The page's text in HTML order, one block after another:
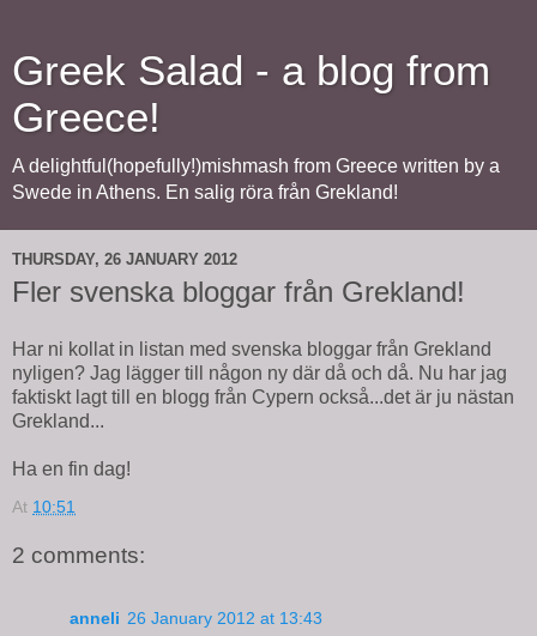
Greek Salad - a blog from
Greece!
A delightful(hopefully!)mishmash from Greece written by a
Swede in Athens. En salig röra från Grekland!
THURSDAY, 26 JANUARY 2012
Fler svenska bloggar från Grekland!
Har ni kollat in listan med svenska bloggar från Grekland
nyligen? Jag lägger till någon ny där då och då. Nu har jag
faktiskt lagt till en blogg från Cypern också...det är ju nästan
Grekland...
Ha en fin dag!
At 10:51
2 comments:
anneli 26 January 2012 at 13:43